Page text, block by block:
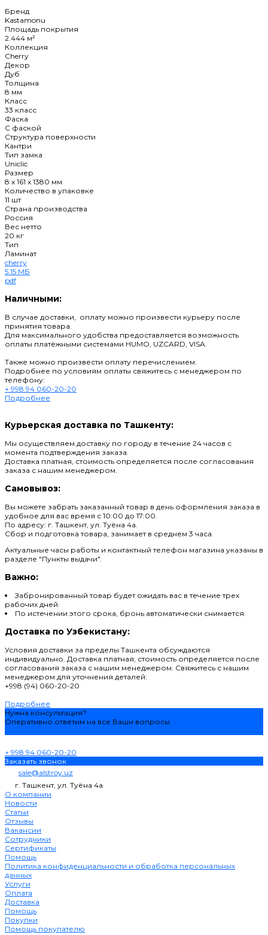
Бренд
Kastamonu
Площадь покрытия
2.444 м²
Коллекция
Cherry
Декор
Дуб
Толщина
8 мм
Класс
33 класс
Фаска
C фаской
Структура поверхности
Кантри
Тип замка
Uniclic
Размер
8 x 161 x 1380 мм
Количество в упаковке
11 шт
Страна производства
Россия
Вес нетто
20 кг
Тип
Ламинат
cherry
5.15 МБ
pdf
Наличными:
В случае доставки, оплату можно произвести курьеру после
принятия товара.
Для максимального удобства предоставляется возможность
оплаты платёжными системами HUMO, UZCARD, VISA.
Также можно произвести оплату перечислением.
Подробнее по условиям оплаты свяжитесь с менеджером по
телефону:
+ 998 94 060-20-20
Подробнее
Курьерская доставка по Ташкенту:
Мы осуществляем доставку по городу в течение 24 часов с
момента подтверждения заказа.
Доставка платная, стоимость определяется после согласования
заказа с нашим менеджером.
Самовывоз:
Вы можете забрать заказанный товар в день оформления заказа в
удобное для вас время с 10:00 до 17:00.
По адресу: г. Ташкент, ул. Туёна 4а.
Сбор и подготовка товара, занимает в среднем 3 часа.
Актуальные часы работы и контактный телефон магазина указаны в
разделе "Пункты выдачи".
Важно:
Забронированный товар будет ожидать вас в течение трех
рабочих дней.
По истечении этого срока, бронь автоматически снимается.
Доставка по Узбекистану:
Условия доставки за пределы Ташкента обсуждаются
индивидуально. Доставка платная, стоимость определяется после
согласования заказа с нашим менеджером. Свяжитесь с нашим
менеджером для уточнения деталей:
+998 (94) 060-20-20
Подробнее
Нужна консультация?
Оперативно ответим на все Ваши вопросы
+ 998 94 060-20-20
Заказать звонок
sale@alstroy.uz
г. Ташкент, ул. Туёна 4а
О компании
Новости
Статьи
Отзывы
Вакансии
Сотрудники
Сертификаты
Помощь
Политика конфиденциальности и обработка персональных
данных
Услуги
Оплата
Доставка
Помощь
Покупки
Помощь покупателю